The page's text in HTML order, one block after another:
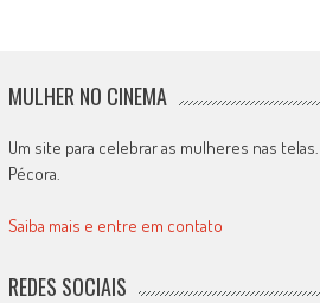
MULHER NO CINEMA
Um site para celebrar as mulheres nas
Pécora.
Saiba mais e entre em contato
REDES SOCIAIS